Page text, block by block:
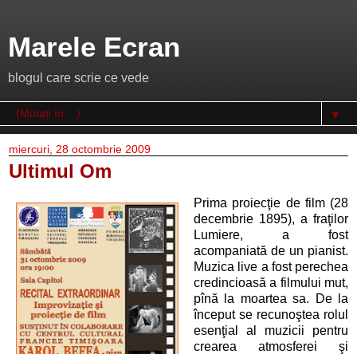
Marele Ecran
blogul care scrie ce vede
▼
miercuri, 28 octombrie 2009
Ultimul Om
Prima proiecţie de film (28
decembrie 1895), a fraţilor
Lumiere, a fost
acompaniată de un pianist.
Muzica live a fost perechea
credincioasă a filmului mut,
pînă la moartea sa. De la
început se recunoştea rolul
esenţial al muzicii pentru
crearea atmosferei şi